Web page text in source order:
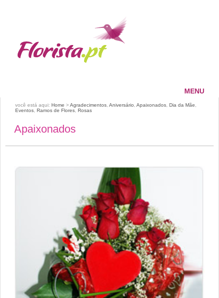
MENU
HOME
SERVIÇOS
PAGAMENTOS
você está aqui: Home >Agradecimentos Aniversário Apaixonados Dia da Mãe
Eventos Ramos de Flores Rosas
Apaixonados